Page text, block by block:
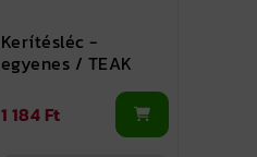
Kerítésléc -
egyenes / TEAK
1 184 Ft